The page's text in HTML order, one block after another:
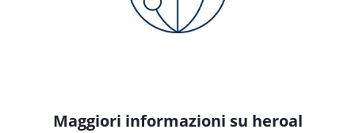
Maggiori informazioni su heroal